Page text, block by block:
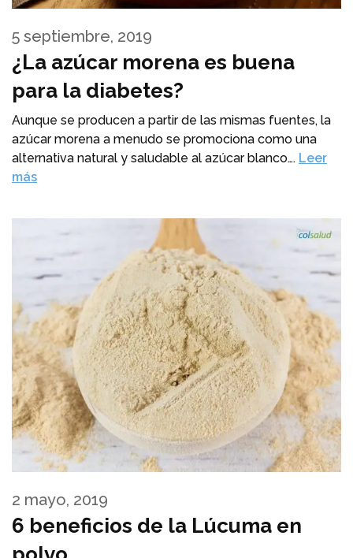
¿La azúcar morena es buena
para la diabetes?
5 septiembre, 2019
Aunque se producen a partir de las mismas fuentes, la
azúcar morena a menudo se promociona como una
alternativa natural y saludable al azúcar blanco…. Leer
más
6 beneficios de la Lúcuma en
2 mayo, 2019